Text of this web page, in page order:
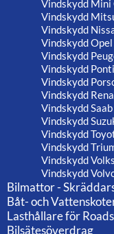
Vindskydd Mini
Vindskydd
Vindskydd
Vindskydd Opel
Vindskydd
Vindskydd
Vindskydd
Vindskydd
Vindskydd
Vindskydd
Vindskydd
Vindskydd
Vindskydd
Vindskydd
Bilmattor -
Båt- och
Lasthållare för
Bilsätesöverdrag